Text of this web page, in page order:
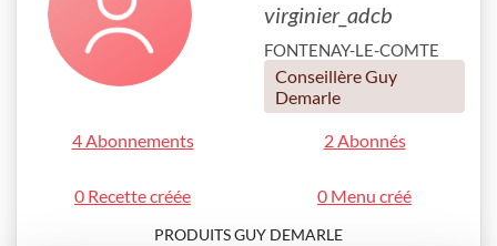
virginier_adcb
FONTENAY-LE-COMTE
Conseillère Guy
Demarle
4 Abonnements 2 Abonnés
0 Recette créée 0 Menu créé
PRODUITS GUY DEMARLE